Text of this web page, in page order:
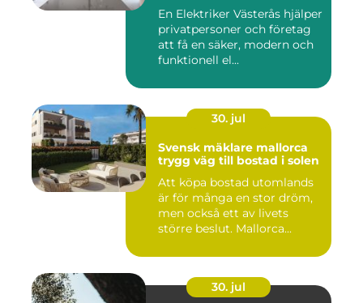
En Elektriker Västerås hjälper
privatpersoner och företag
att få en säker, modern och
funktionell el...
30. jul
Svensk mäklare mallorca
trygg väg till bostad i solen
Att köpa bostad utomlands
är för många en stor dröm,
men också ett av livets
större beslut. Mallorca...
30. jul